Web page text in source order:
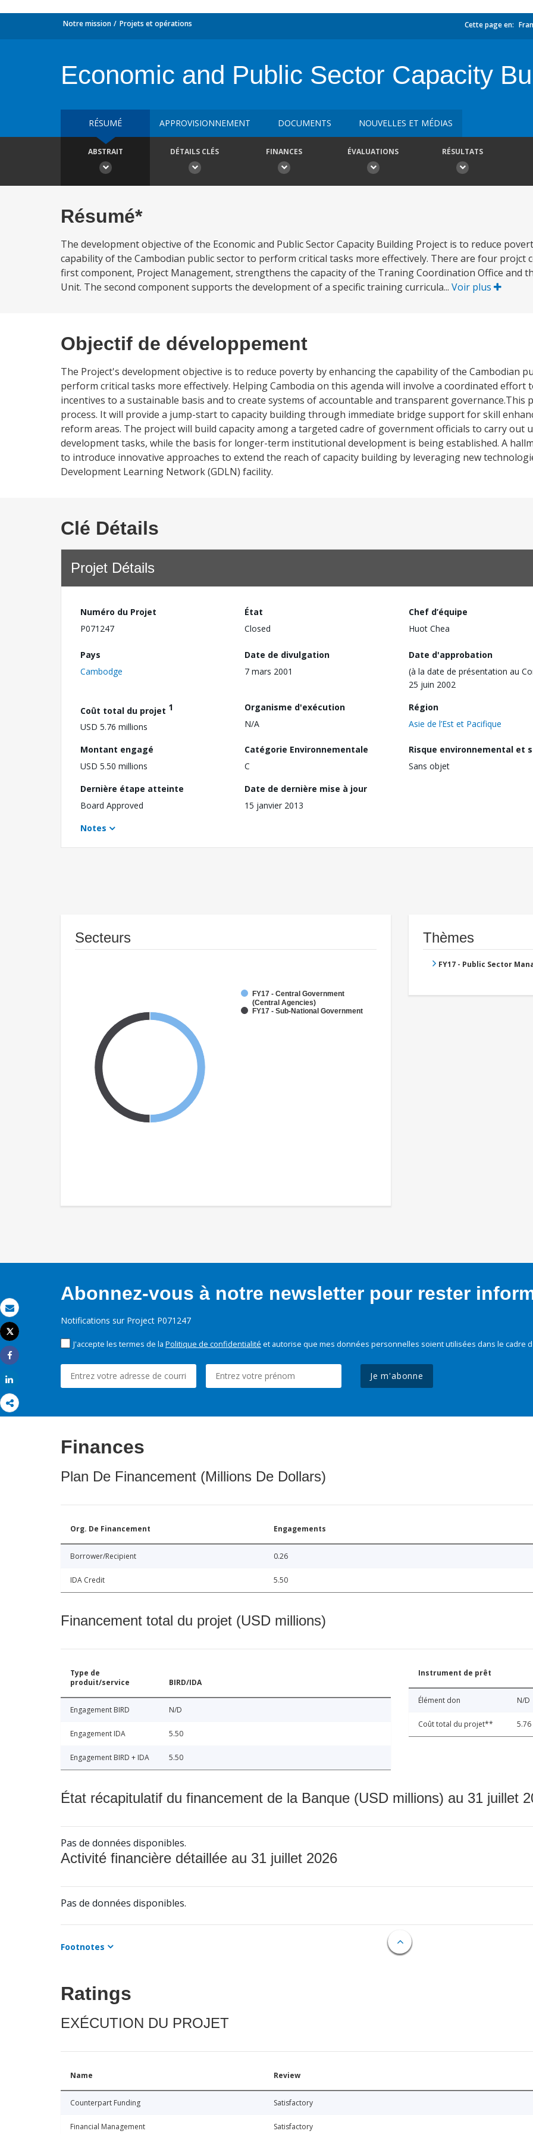
Email
Imprimer
Tweet
Share
Notre mission Projets et opérations Cette page en:
Economic and Public Sector Capacity
RÉSUMÉ APPROVISIONNEMENT DOCUMENTS NOUVELLES ET MÉDIAS
ABSTRAIT DÉTAILS CLÉS FINANCES ÉVALUATIONS RÉSULTATS
Résumé*
The development objective of the Economic and Public Sector Capacity Building Project is to reduce
capability of the Cambodian public sector to perform critical tasks more effectively. There are four projct
first component, Project Management, strengthens the capacity of the Traning Coordination Office and
Unit. The second component supports the development of a specific training curricula... Voir plus
Objectif de développement
The Project's development objective is to reduce poverty by enhancing the capability of the Cambodian
perform critical tasks more effectively. Helping Cambodia on this agenda will involve a coordinated effort
incentives to a sustainable basis and to create systems of accountable and transparent governance.This
process. It will provide a jump-start to capacity building through immediate bridge support for skill
reform areas. The project will build capacity among a targeted cadre of government officials to carry out
development tasks, while the basis for longer-term institutional development is being established. A
to introduce innovative approaches to extend the reach of capacity building by leveraging new
Development Learning Network (GDLN) facility.
Clé Détails
Projet Détails
Numéro du Projet
P071247
État
Closed
Chef d’équipe
Huot Chea
Pays
Cambodge
Date de divulgation
7 mars 2001
Date d'approbation
(à la date de présentation au
25 juin 2002
Coût total du projet 1
USD 5.76 millions
Organisme d'exécution
N/A
Région
Asie de l’Est et Pacifique
Montant engagé
USD 5.50 millions
Catégorie Environnementale
C
Risque environnemental et
Sans objet
Dernière étape atteinte
Board Approved
Date de dernière mise à jour
15 janvier 2013
Notes
Secteurs
FY17 - Central Government
(Central Agencies)
FY17 - Sub-National Government
Thèmes
FY17 - Public Sector
Abonnez-vous à notre newsletter pour rester
Notifications sur Project P071247
J'accepte les termes de la Politique de confidentialité et autorise que mes données personnelles soient utilisées dans le cadre
Je m'abonne
Finances
Plan De Financement (Millions De Dollars)
Org. De Financement Engagements
Borrower/Recipient 0.26
IDA Credit 5.50
Financement total du projet (USD millions)
Type de
produit/service
BIRD/IDA
Engagement BIRD N/D
Engagement IDA 5.50
Engagement BIRD + IDA 5.50
Instrument de prêt
Élément don N/D
Coût total du projet** 5.76
État récapitulatif du financement de la Banque (USD millions) au 31 juillet
Pas de données disponibles.
Activité financière détaillée au 31 juillet 2026
Pas de données disponibles.
Footnotes
Ratings
EXÉCUTION DU PROJET
Name Review
Counterpart Funding Satisfactory
Financial Management Satisfactory